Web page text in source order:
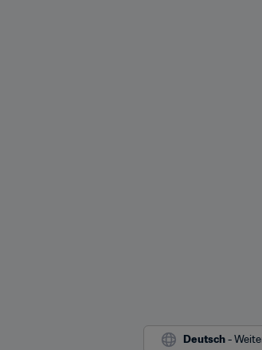
Deutsch -